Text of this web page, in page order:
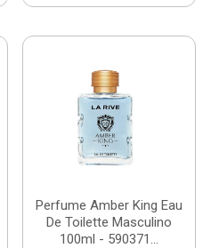
Perfume Amber King Eau
De Toilette Masculino
100ml - 590371...